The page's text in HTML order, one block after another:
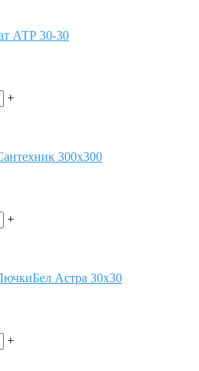
АТР 30-30
+
300х300
+
Астра 30х30
+